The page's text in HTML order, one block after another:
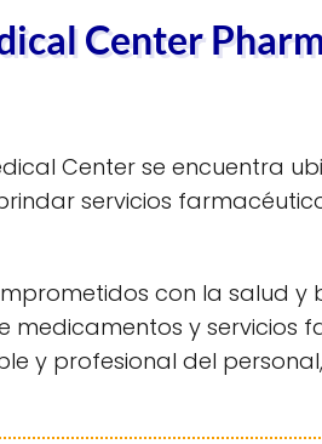
Center
Center se encuentra
servicios
con la salud y
y servicios
y profesional del